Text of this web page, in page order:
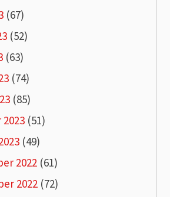
(67)
(52)
(63)
(74)
(85)
(51)
(49)
2022 (61)
2022 (72)